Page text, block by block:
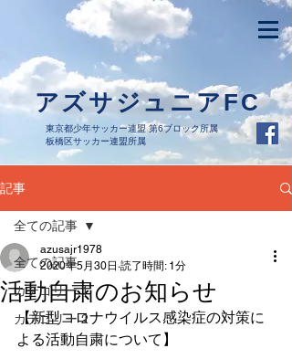
アズサジュニアFC
東京都少年サッカー連盟 第6ブロック所属
板橋区サッカー連盟所属
記事
全ての記事
カテゴリー 1
カテゴリー 2
全ての記事
活動自粛のお知らせ
azusajr1978
2020年5月30日 読了時間: 1分
【新型コロナウイルス感染症の対策に
よる活動自粛について】